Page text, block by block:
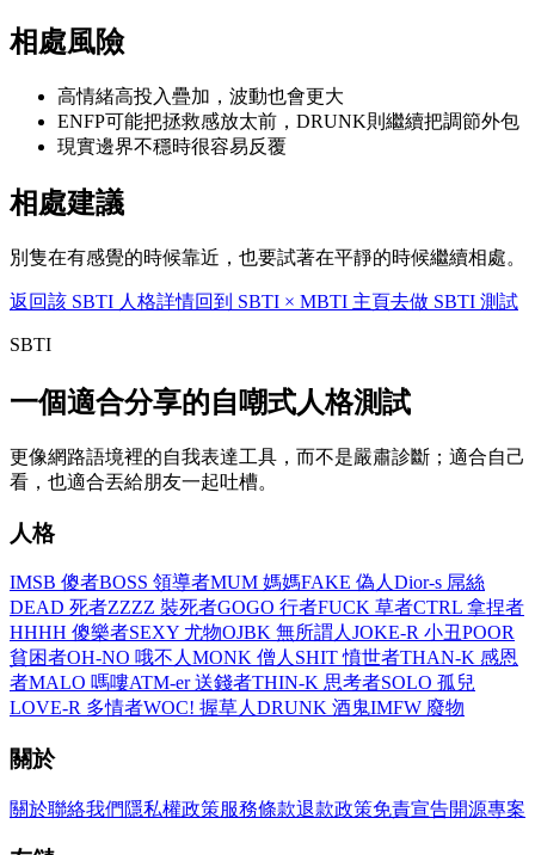
相處風險
高情緒高投入疊加，波動也會更大
ENFP可能把拯救感放太前，DRUNK則繼續把調節外包
現實邊界不穩時很容易反覆
相處建議
別隻在有感覺的時候靠近，也要試著在平靜的時候繼續相處。
返回該 SBTI 人格詳情回到 SBTI × MBTI 主頁去做 SBTI 測試
SBTI
一個適合分享的自嘲式人格測試
更像網路語境裡的自我表達工具，而不是嚴肅診斷；適合自己
看，也適合丟給朋友一起吐槽。
人格
IMSB 傻者BOSS 領導者MUM 媽媽FAKE 偽人 Dior-s 屌絲
DEAD 死者ZZZZ 裝死者GOGO 行者FUCK 草者CTRL 拿捏者
HHHH 傻樂者SEXY 尤物OJBK 無所謂人 JOKE-R 小丑POOR
貧困者OH-NO 哦不人 MONK 僧人 SHIT 憤世者THAN-K 感恩
者MALO 嗎嘍ATM-er 送錢者THIN-K 思考者SOLO 孤兒
LOVE-R 多情者WOC! 握草人 DRUNK 酒鬼IMFW 廢物
關於
關於聯絡我們 隱私權政策服務條款退款政策免責宣告開源專案